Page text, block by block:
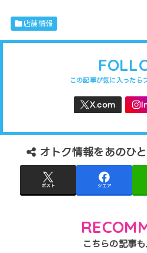
店舗情報
オトク情報をあのひ
ポスト シェア